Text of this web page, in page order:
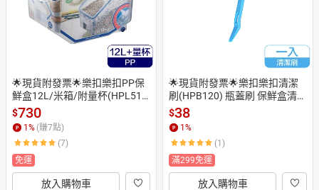
🌟現貨附發票🌟樂扣樂扣PP保
鮮盒12L/米箱/附量杯(HPL51
0) 飼料箱 米桶 玩具箱 置物箱
樂扣米箱 防潮米箱 儲米箱 儲米
桶 飼料保鮮盒 飼料盒 飼料儲存
盒 麵粉盒 麵粉保鮮盒 收納箱 穀
物保鮮盒 穀物收納盒 穀物盒
$730
1% (賺7點)
(7)
免運
放入購物車
🌟現貨附發票🌟樂扣樂扣清潔
刷(HPB120) 瓶蓋刷 保鮮盒清潔
刷 杯蓋刷 杯蓋清潔刷 縫隙刷 鍵
盤刷 瓶蓋清潔刷 瓶口刷 奶瓶刷
水槽縫隙刷 縫隙清潔刷 保溫瓶
刷 碗蓋刷 間隙清潔刷 保鮮盒刷
溝槽刷 水壺清潔刷 保鮮盒蓋刷
非日本瓶栓間隙清洗刷具組
$38
1%
(1)
滿299免運
放入購物車